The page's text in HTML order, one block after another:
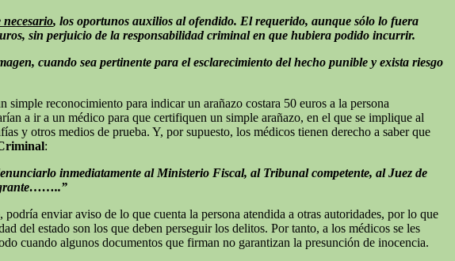
necesario, los oportunos auxilios al ofendido. El requerido, aunque sólo lo fuera
sin perjuicio de la responsabilidad criminal en que hubiera podido incurrir.
cuando sea pertinente para el esclarecimiento del hecho punible y exista riesgo
reconocimiento para indicar un arañazo costara 50 euros a la persona
a ir a un médico para que certifiquen un simple arañazo, en el que se implique al
y otros medios de prueba. Y, por supuesto, los médicos tienen derecho a saber que
:
inmediatamente al Ministerio Fiscal, al Tribunal competente, al Juez de
enviar aviso de lo que cuenta la persona atendida a otras autoridades, por lo que
del estado son los que deben perseguir los delitos. Por tanto, a los médicos se les
cuando algunos documentos que firman no garantizan la presunción de inocencia.